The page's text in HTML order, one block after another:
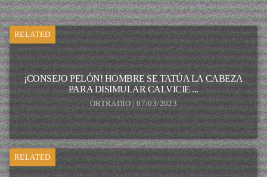
RELATED
¡CONSEJO PELÓN! HOMBRE SE TATÚA LA CABEZA
PARA DISIMULAR CALVICIE ...
ORTRADIO | 07/03/2023
RELATED